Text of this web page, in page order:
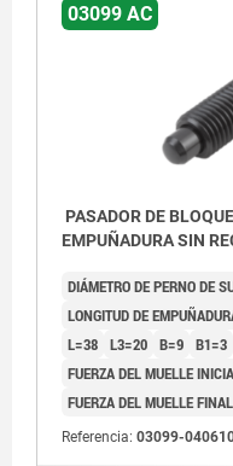
03099 AC
PASADOR DE
EMPUÑADURA SIN
DIÁMETRO DE PERNO DE
LONGITUD DE
L=38 L3=20 B=9 B1=3
FUERZA DEL MUELLE
FUERZA DEL MUELLE
Referencia: 03099-